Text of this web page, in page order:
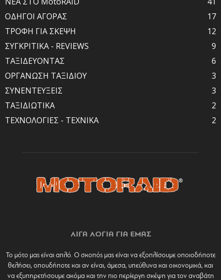
ΟΔΗΓΟΙ ΑΓΟΡΑΣ
17
ΤΡΟΦΗ ΓΙΑ ΣΚΕΨΗ
12
ΣΥΓΚΡΙΤΙΚΑ - REVIEWS
9
ΤΑΞΙΔΕΥΟΝΤΑΣ
6
ΟΡΓΑΝΩΣΗ ΤΑΞΙΔΙΟΥ
3
ΣΥΝΕΝΤΕΥΞΕΙΣ
3
ΤΑΞΙΔΙΩΤΙΚΑ
2
ΤΕΧΝΟΛΟΓΙΕΣ - ΤΕΧΝΙΚΑ
2
ΛΙΓΑ ΛΟΓΙΑ ΓΙΑ ΕΜΑΣ
Το μότο μας είναι απλό. Ο σκοπός μας είναι να εξοπλίσουμε οποιοδήποτε
θελήσει, οπουδήποτε και αν είναι, άμεσα, υπεύθυνα και οικονομικά, και
να εξυπηρετήσουμε ακόμα και την πιο περίεργη σκέψη για τον αναβάτη